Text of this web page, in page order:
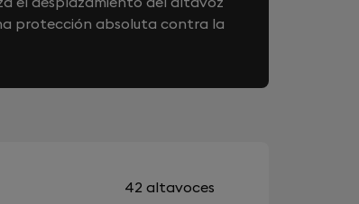
protección absoluta contra la
42 altavoces